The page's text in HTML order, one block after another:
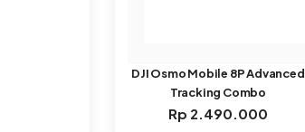
DJI Osmo Mobile 8P Advanced
Tracking Combo
Rp 2.490.000